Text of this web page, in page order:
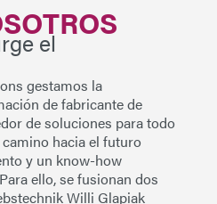
el
gestamos la
de fabricante de
de soluciones para todo
hacia el futuro
y un know-how
ello, se fusionan dos
Willi Glapiak